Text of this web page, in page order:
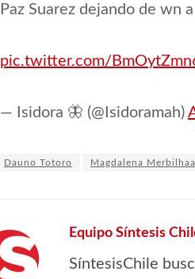
Paz Suarez dejando de wn
pic.twitter.com/
— Isidora 🦋 (@Isidoramah)
Dauno Totoro Magdalena Merbilhaa
Equipo Síntesis
SíntesisChile